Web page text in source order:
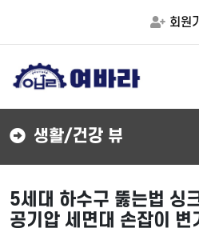
회원
생활/건강 뷰
5세대 하수구 뚫는법 싱
공기압 세면대 손잡이 변